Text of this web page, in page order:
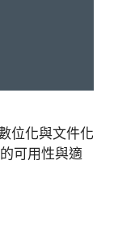
位化與文件化
可用性與適